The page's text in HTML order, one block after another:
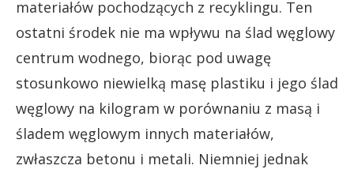
materiałów pochodzących z recyklingu. Ten
ostatni środek nie ma wpływu na ślad węglowy
centrum wodnego, biorąc pod uwagę
stosunkowo niewielką masę plastiku i jego ślad
węglowy na kilogram w porównaniu z masą i
śladem węglowym innych materiałów,
zwłaszcza betonu i metali. Niemniej jednak